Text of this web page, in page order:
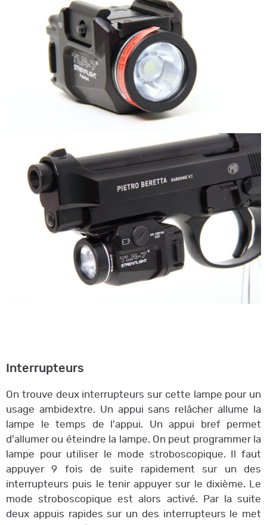
Interrupteurs
On trouve deux interrupteurs sur cette lampe pour un
usage ambidextre. Un appui sans relâcher allume la
lampe le temps de l'appui. Un appui bref permet
d'allumer ou éteindre la lampe. On peut programmer la
lampe pour utiliser le mode stroboscopique. Il faut
appuyer 9 fois de suite rapidement sur un des
interrupteurs puis le tenir appuyer sur le dixième. Le
mode stroboscopique est alors activé. Par la suite
deux appuis rapides sur un des interrupteurs le met